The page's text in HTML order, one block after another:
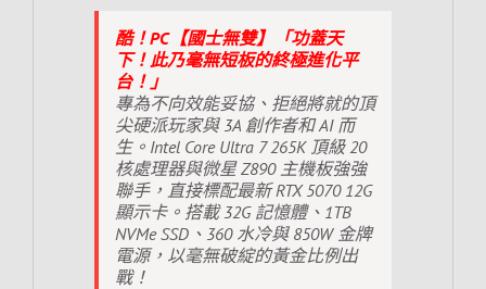
酷！PC【國士無雙】「功蓋天
下！此乃毫無短板的終極進化平
台！」
專為不向效能妥協、拒絕將就的頂
尖硬派玩家與 3A 創作者和 AI 而
生。Intel Core Ultra 7 265K 頂級 20
核處理器與微星 Z890 主機板強強
聯手，直接標配最新 RTX 5070 12G
顯示卡。搭載 32G 記憶體、1TB
NVMe SSD、360 水冷與 850W 金牌
電源，以毫無破綻的黃金比例出
戰！